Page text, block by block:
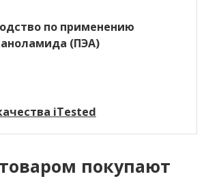
по применению
(ПЭА)
iTested
покупают